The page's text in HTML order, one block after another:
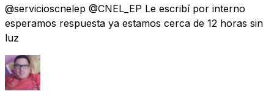
@servicioscnelep @CNEL_EP Le escribí por interno
esperamos respuesta ya estamos cerca de 12 horas sin
luz